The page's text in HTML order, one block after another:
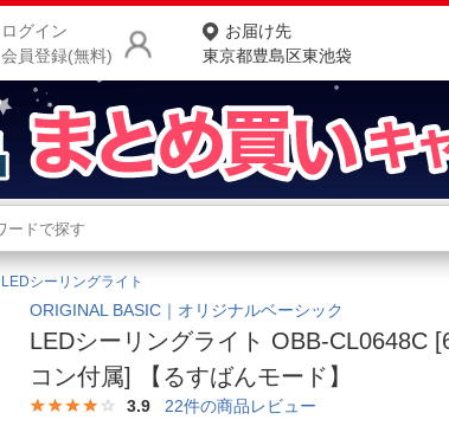
ログイン
会員登録(無料)
お届け先
東京都豊島区東池袋
商品をさがす
ランキングからさがす
カテゴリ一覧からさがす
LEDシーリングライト
ORIGINAL BASIC｜オリジナルベーシック
LEDシーリングライト OBB-CL0648C
コン付属] 【るすばんモード】
3.9 22件の商品レビュー